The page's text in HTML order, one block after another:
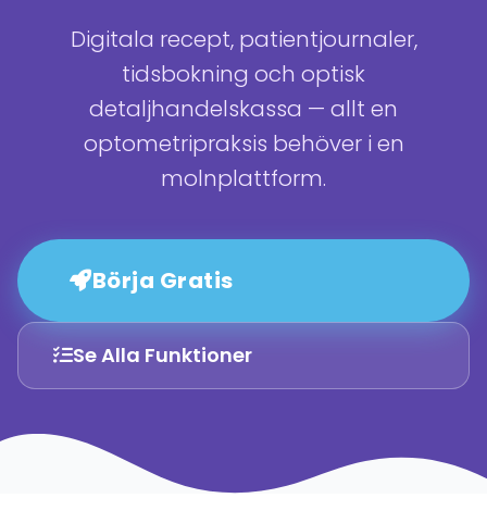
Digitala recept, patientjournaler,
tidsbokning och optisk
detaljhandelskassa — allt en
optometripraksis behöver i en
molnplattform.
Börja Gratis
Se Alla Funktioner